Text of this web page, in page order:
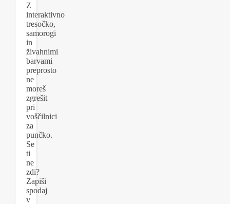
Z
interaktivno
tresočko,
samorogi
in
živahnimi
barvami
preprosto
ne
moreš
zgrešit
pri
voščilnici
za
punčko.
Se
ti
ne
zdi?
Zapiši
spodaj
v